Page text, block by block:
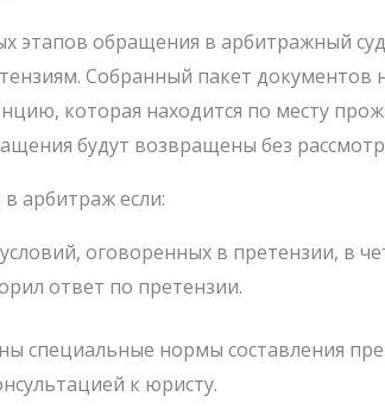
этапов обращения в арбитражный
Собранный пакет документов
которая находится по месту
будут возвращены без
арбитраж если:
оговоренных в претензии, в
ответ по претензии.
специальные нормы составления
к юристу.